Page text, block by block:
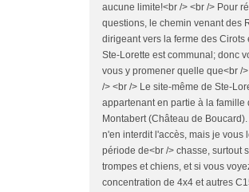
aucune limite!<br /> <br /> Pour
questions, le chemin venant des
dirigeant vers la ferme des Cirots
Ste-Lorette est communal; donc
vous y promener quelle que<br /
/> <br /> Le site-même de Ste-
appartenant en partie à la famille
Montabert (Château de
n'en interdit l'accès, mais je vous
période de<br /> chasse, surtout
trompes et chiens, et si vous
concentration de 4x4 et autres